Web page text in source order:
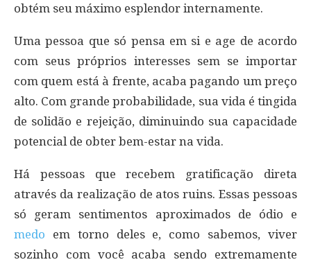
obtém seu máximo esplendor internamente.
Uma pessoa que só pensa em si e age de acordo
com seus próprios interesses sem se importar
com quem está à frente, acaba pagando um preço
alto. Com grande probabilidade, sua vida é tingida
de solidão e rejeição, diminuindo sua capacidade
potencial de obter bem-estar na vida.
Há pessoas que recebem gratificação direta
através da realização de atos ruins. Essas pessoas
só geram sentimentos aproximados de ódio e
medo em torno deles e, como sabemos, viver
sozinho com você acaba sendo extremamente